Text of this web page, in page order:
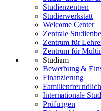
Studienzentren
Studierwerkstatt
Welcome Center
Zentrale
Zentrum für
Zentrum für
Studium
Bewerbung &
Finanzierung
Internationale
Prüfungen